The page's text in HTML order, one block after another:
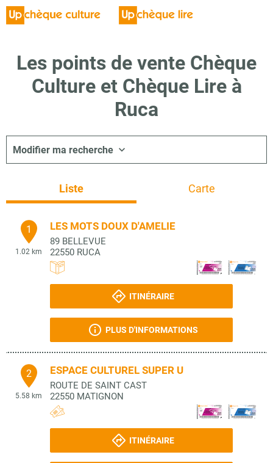
Les points de vente Chèque
Culture et Chèque Lire à
Ruca
Modifier ma recherche
Liste Carte
1
1.02 km
LES MOTS DOUX D'AMELIE
89 BELLEVUE
22550 RUCA
ITINÉRAIRE
PLUS D'INFORMATIONS
2
5.58 km
ESPACE CULTUREL SUPER U
ROUTE DE SAINT CAST
22550 MATIGNON
ITINÉRAIRE